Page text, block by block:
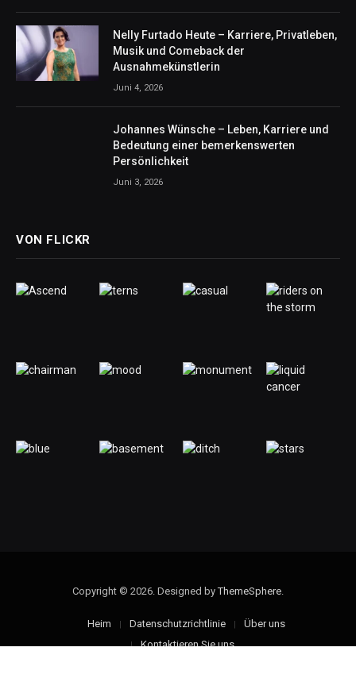
Nelly Furtado Heute – Karriere, Privatleben,
Musik und Comeback der
Ausnahmekünstlerin
Juni 4, 2026
Johannes Wünsche – Leben, Karriere und
Bedeutung einer bemerkenswerten
Persönlichkeit
Juni 3, 2026
VON FLICKR
Copyright © 2026. Designed byThemeSphere.
Heim Datenschutzrichtlinie
Über uns
Kontaktieren Sie uns